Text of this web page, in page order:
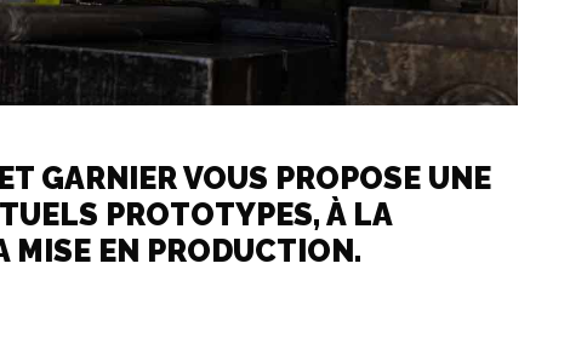
GARNIER VOUS PROPOSE UNE
PROTOTYPES, À LA
MISE EN PRODUCTION.